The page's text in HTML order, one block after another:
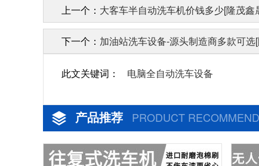
上一个： 大客车半自动洗车机价钱多少[隆茂鑫
下一个： 加油站洗车设备-源头制造商多款可选
此文关键词： 电脑全自动洗车设备
产品推荐 PRODUCT